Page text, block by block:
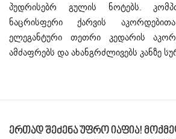
პუდრისებრ გულის ნოტებს.
ნაცრისფერი ქარვის
ელეგანტური თეთრი კედარის
ამძაფრებს და ახანგრძლივებს კანზე
Ერთად Შეძენა Უფრო Იაფია!